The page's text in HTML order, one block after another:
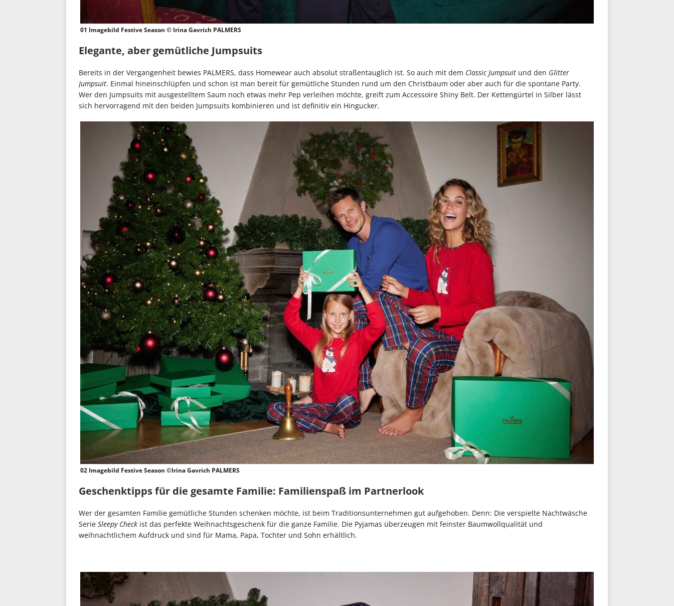
01 Imagebild Festive Season © Irina Gavrich PALMERS
Elegante, aber gemütliche Jumpsuits
Bereits in der Vergangenheit bewies PALMERS, dass Homewear auch absolut straßentauglich ist. So auch mit dem Classic Jumpsuit und den Glitter
Jumpsuit. Einmal hineinschlüpfen und schon ist man bereit für gemütliche Stunden rund um den Christbaum oder aber auch für die spontane Party.
Wer den Jumpsuits mit ausgestelltem Saum noch etwas mehr Pep verleihen möchte, greift zum Accessoire Shiny Belt. Der Kettengürtel in Silber lässt
sich hervorragend mit den beiden Jumpsuits kombinieren und ist definitiv ein Hingucker.
02 Imagebild Festive Season ©Irina Gavrich PALMERS
Geschenktipps für die gesamte Familie: Familienspaß im Partnerlook
Wer der gesamten Familie gemütliche Stunden schenken möchte, ist beim Traditionsunternehmen gut aufgehoben. Denn: Die verspielte Nachtwäsche
Serie Sleepy Check ist das perfekte Weihnachtsgeschenk für die ganze Familie. Die Pyjamas überzeugen mit feinster Baumwollqualität und
weihnachtlichem Aufdruck und sind für Mama, Papa, Tochter und Sohn erhältlich.